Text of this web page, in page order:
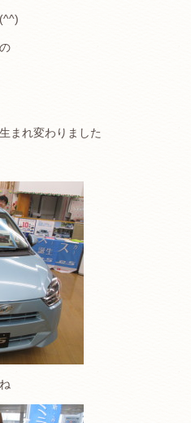
まれ変わりました